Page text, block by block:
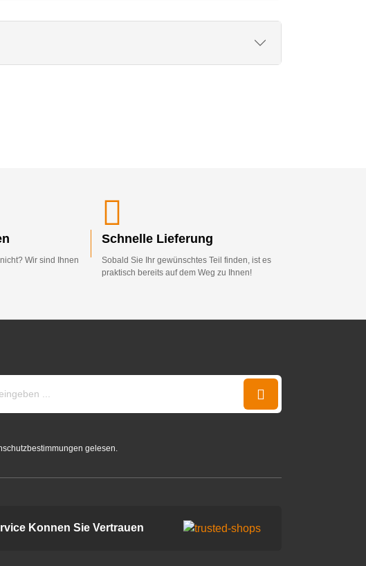
Wir sind Ihnen
Schnelle Lieferung
Sobald Sie Ihr gewünschtes Teil finden, ist es
praktisch bereits auf dem Weg zu Ihnen!
gelesen.
Konnen Sie Vertrauen